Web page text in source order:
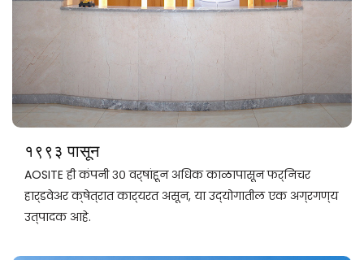
१९९३ पासून
AOSITE ही कंपनी ३० वर्षांहून अधिक काळापासून फर्निचर
हार्डवेअर क्षेत्रात कार्यरत असून, या उद्योगातील एक अग्रगण्य
उत्पादक आहे.